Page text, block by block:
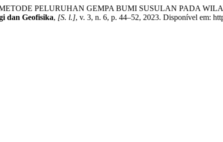
PELURUHAN GEMPA BUMI SUSULAN PADA
dan Geofisika, [S. l.], v. 3, n. 6, p. 44–52, 2023. Disponível em: